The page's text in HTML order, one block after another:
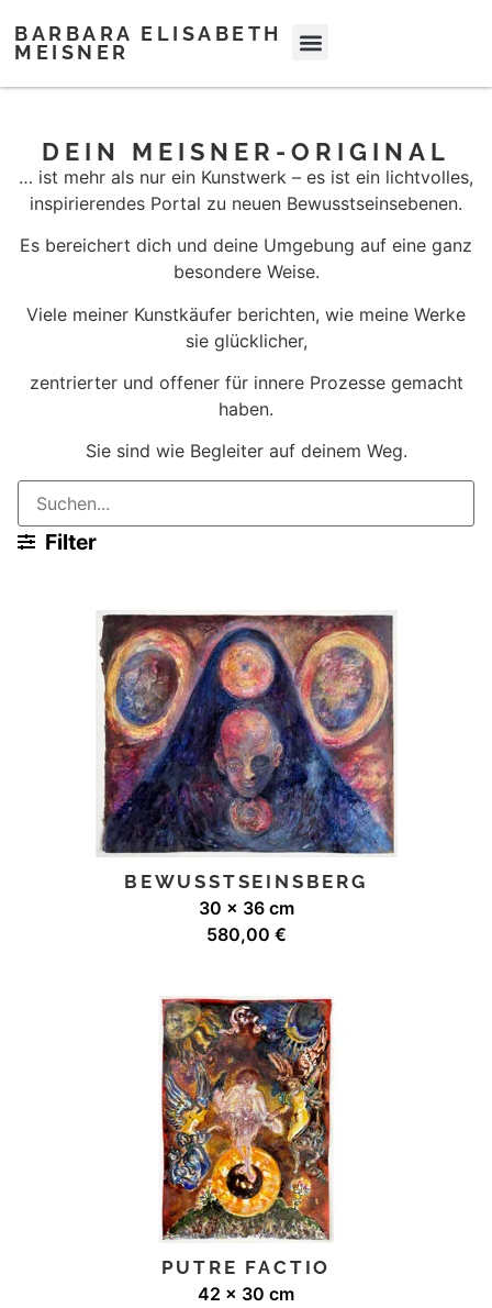
BARBARA ELISABETH
MEISNER
DEIN MEISNER-ORIGINAL
… ist mehr als nur ein Kunstwerk – es ist ein lichtvolles,
inspirierendes Portal zu neuen Bewusstseinsebenen.
Es bereichert dich und deine Umgebung auf eine ganz
besondere Weise.
Viele meiner Kunstkäufer berichten, wie meine Werke
sie glücklicher,
zentrierter und offener für innere Prozesse gemacht
haben.
Sie sind wie Begleiter auf deinem Weg.
Filter
BEWUSSTSEINSBERG
30 x 36 cm
580,00 €
PUTRE FACTIO
42 x 30 cm